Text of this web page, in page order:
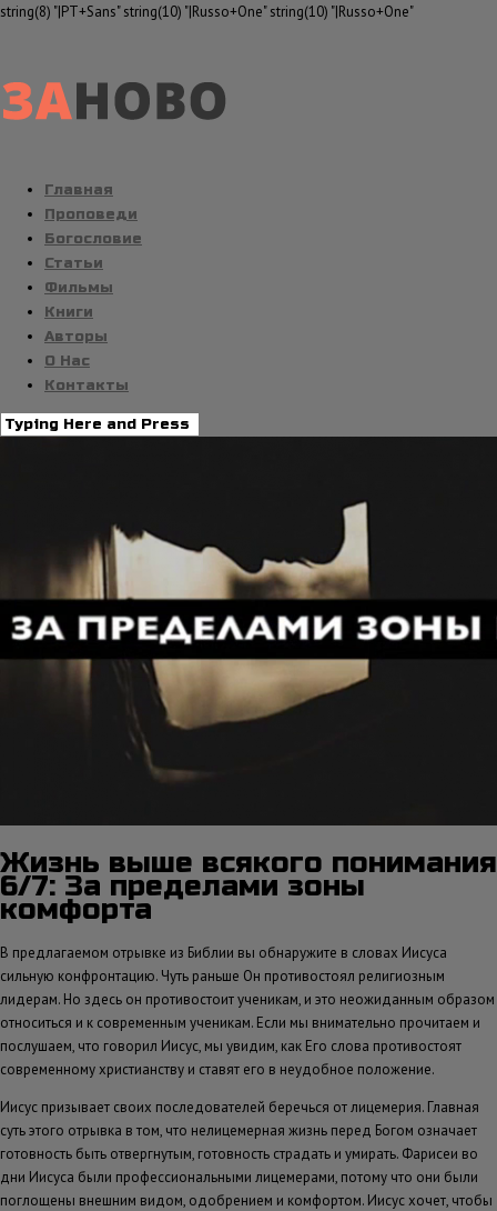
string(8) "|PT+Sans" string(10) "|Russo+One" string(10) "|Russo+One"
Главная
Проповеди
Богословие
Статьи
Фильмы
Книги
Авторы
О Нас
Контакты
Жизнь выше всякого понимания
6/7: За пределами зоны
комфорта
В предлагаемом отрывке из Библии вы обнаружите в словах Иисуса
сильную конфронтацию. Чуть раньше Он противостоял религиозным
лидерам. Но здесь он противостоит ученикам, и это неожиданным образом
относиться и к современным ученикам. Если мы внимательно прочитаем и
послушаем, что говорил Иисус, мы увидим, как Его слова противостоят
современному христианству и ставят его в неудобное положение.
Иисус призывает своих последователей беречься от лицемерия. Главная
суть этого отрывка в том, что нелицемерная жизнь перед Богом означает
готовность быть отвергнутым, готовность страдать и умирать. Фарисеи во
дни Иисуса были профессиональными лицемерами, потому что они были
поглощены внешним видом, одобрением и комфортом. Иисус хочет, чтобы